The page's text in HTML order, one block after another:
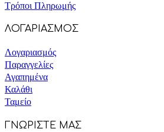
Τρόποι Πληρωμής
ΛΟΓΑΡΙΑΣΜΟΣ
Λογαριασμός
Παραγγελίες
Αγαπημένα
Καλάθι
Ταμείο
ΓΝΩΡΙΣΤΕ ΜΑΣ